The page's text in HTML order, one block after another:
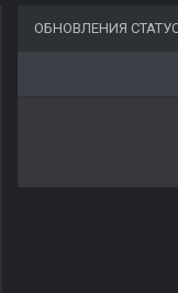
ОБНОВЛЕНИЯ